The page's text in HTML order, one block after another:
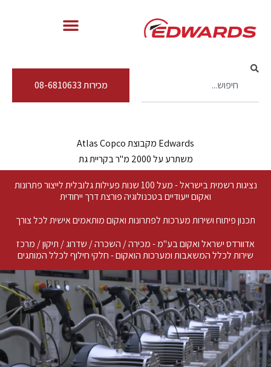
מכירות 08-6810633
Edwards מקבוצת Atlas Copco
משתרע על 2000 מ"ר בקריית גת
נציגות רשמית בישראל - מעל 100 שנות פעילות גלובלית לייצור פתרונות
ואקום ייעודיים בטכנולוגיה פורצת דרך ייחודית
תכנון פיתוח ושירות מערכות לפתרונות ואקום מותאמים אישית לכל צורך
אדוורדס ישראל ואקום בע"מ - מכירה / השכרה / שדרוג / תיקון / מרכז
שירות לכלל המשאבות ומערכות הואקום - חלקי חילוף לכלל המותגים